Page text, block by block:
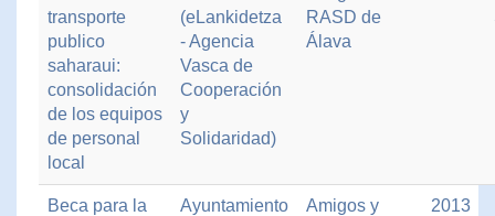
transporte
publico
saharaui:
consolidación
de los equipos
de personal
local
(eLankidetza
- Agencia
Vasca de
Cooperación
y
Solidaridad)
RASD de
Álava
Beca para la
Ayuntamiento
Amigos y
2013